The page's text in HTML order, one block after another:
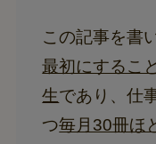
この記事を書
最初にするこ
生であり、仕
つ毎月30冊ほ